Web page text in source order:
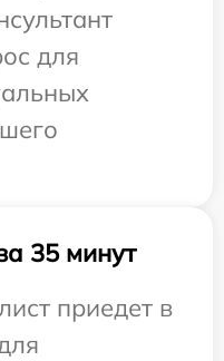
для
35 минут
приедет в